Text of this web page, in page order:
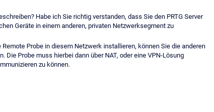
Habe ich Sie richtig verstanden, dass Sie den PRTG Server
Geräte in einem anderen, privaten Netzwerksegment zu
Probe in diesem Netzwerk installieren, können Sie die anderen
Probe muss hierbei dann über NAT, oder eine VPN-Lösung
zu können.